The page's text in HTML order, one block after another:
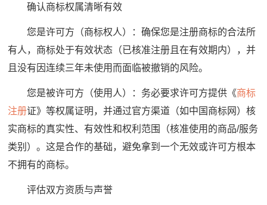
确认商标权属清晰有效
您是许可方（商标权人）：确保您是注册商标的合法所
有人，商标处于有效状态（已核准注册且在有效期内），并
且没有因连续三年未使用而面临被撤销的风险。
您是被许可方（使用人）：务必要求许可方提供《商标
注册证》等权属证明，并通过官方渠道（如中国商标网）核
实商标的真实性、有效性和权利范围（核准使用的商品/服务
类别）。这是合作的基础，避免拿到一个无效或许可方根本
不拥有的商标。
评估双方资质与声誉